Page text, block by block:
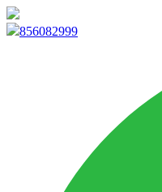
856082999